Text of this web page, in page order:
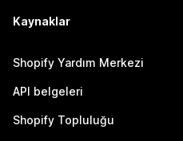
Kaynaklar
Shopify Yardım Merkezi
API belgeleri
Shopify Topluluğu